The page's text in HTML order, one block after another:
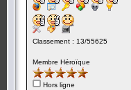
Classement : 13/55625
Membre Héroïque
Hors ligne